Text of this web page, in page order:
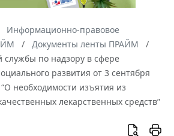
Информационно-правовое
Документы ленты ПРАЙМ
по надзору в сфере
развития от 3 сентября
необходимости изъятия из
лекарственных средств”